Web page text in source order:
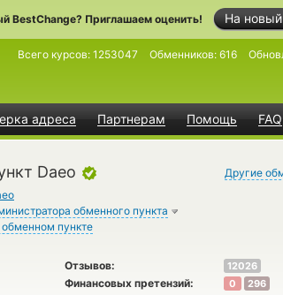
На новый
BestChange? Приглашаем оценить!
адреса Партнерам Помощь FAQ
Всего курсов: 1253047 Обменников: 616
Daeo
обменного пункта
пункте
Другие
Отзывов: 12026
Финансовых претензий: 0 296